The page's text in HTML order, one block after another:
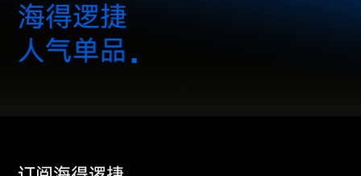
海得逻捷
人气单品